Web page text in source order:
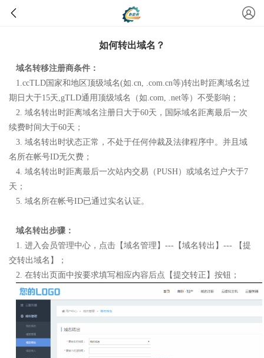
如何转出域名？
域名转移注册商条件：
1.ccTLD国家和地区顶级域名(如.cn, .com.cn等)转出时距离域名过
期日大于15天,gTLD通用顶级域名（如.com, .net等）不受影响；
2. 域名转出时距离域名注册日大于60天，国际域名距离最后一次
续费时间大于60天；
3. 域名转出时状态正常，不处于任何仲裁及法律程序中。并且域
名所在帐号ID无欠费；
4. 域名转出时距离最后一次站内交易 （PUSH） 或域名过户大于7
天；
5. 域名所在帐号ID已通过实名认证。
域名转出步骤：
1. 进入会员管理中心，点击【域名管理】---【域名转出】--- 【提
交转出域名】；
2. 在转出页面中按要求填写相应内容后点【提交转正】按钮；